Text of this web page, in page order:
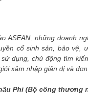
ASEAN, những doanh
cổ sinh sản, bảo
dụng, chủ động tìm
xâm nhập giản dị và đơn
Phi (Bộ công thương